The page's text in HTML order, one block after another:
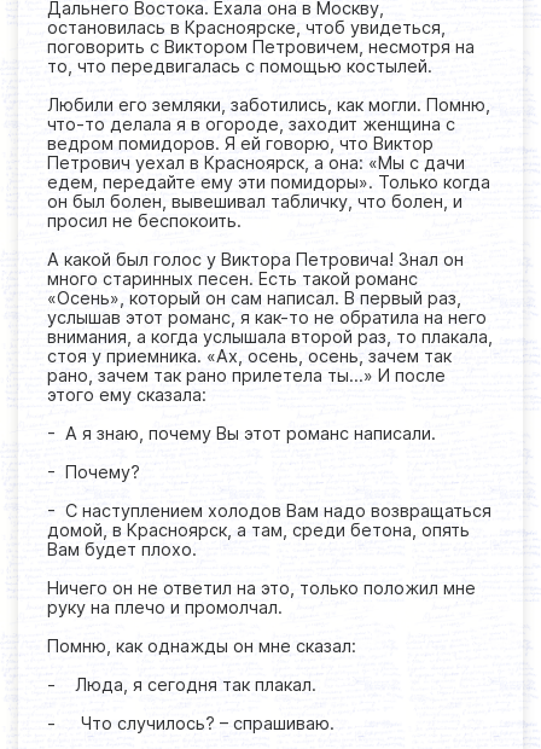
Дальнего Востока. Ехала она в Москву,
остановилась в Красноярске, чтоб увидеться,
поговорить с Виктором Петровичем, несмотря на
то, что передвигалась с помощью костылей.
Любили его земляки, заботились, как могли. Помню,
что-то делала я в огороде, заходит женщина с
ведром помидоров. Я ей говорю, что Виктор
Петрович уехал в Красноярск, а она: «Мы с дачи
едем, передайте ему эти помидоры». Только когда
он был болен, вывешивал табличку, что болен, и
просил не беспокоить.
А какой был голос у Виктора Петровича! Знал он
много старинных песен. Есть такой романс
«Осень», который он сам написал. В первый раз,
услышав этот романс, я как-то не обратила на него
внимания, а когда услышала второй раз, то плакала,
стоя у приемника. «Ах, осень, осень, зачем так
рано, зачем так рано прилетела ты…» И после
этого ему сказала:
- А я знаю, почему Вы этот романс написали.
- Почему?
- С наступлением холодов Вам надо возвращаться
домой, в Красноярск, а там, среди бетона, опять
Вам будет плохо.
Ничего он не ответил на это, только положил мне
руку на плечо и промолчал.
Помню, как однажды он мне сказал:
- Люда, я сегодня так плакал.
- Что случилось? – спрашиваю.